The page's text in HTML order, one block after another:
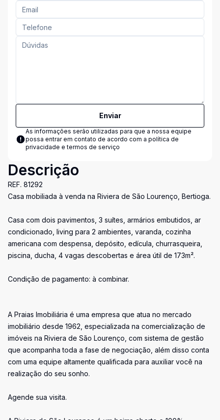
Enviar
As informações serão utilizadas para que a nossa equipe
possa entrar em contato de acordo com a política de
privacidade e termos de serviço
Descrição
REF. 81292
Casa mobiliada à venda na Riviera de São Lourenço, Bertioga.
Casa com dois pavimentos, 3 suítes, armários embutidos, ar
condicionado, living para 2 ambientes, varanda, cozinha
americana com despensa, depósito, edícula, churrasqueira,
piscina, ducha, 4 vagas descobertas e área útil de 173m².
Condição de pagamento: à combinar.
A Praias Imobiliária é uma empresa que atua no mercado
imobiliário desde 1962, especializada na comercialização de
imóveis na Riviera de São Lourenço, com sistema de gestão
que acompanha toda a fase de negociação, além disso conta
com uma equipe altamente qualificada para auxiliar você na
realização do seu sonho.
Agende sua visita.